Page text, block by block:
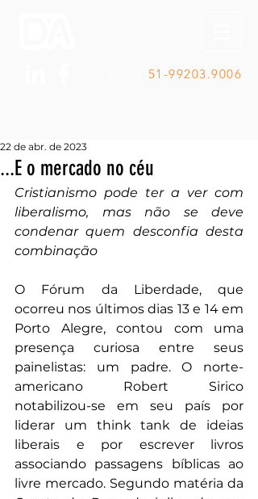
51-99203.9006
...E o mercado no céu
22 de abr. de 2023
Cristianismo pode ter a ver com
liberalismo, mas não se deve
condenar quem desconfia desta
combinação
O Fórum da Liberdade, que
ocorreu nos últimos dias 13 e 14 em
Porto Alegre, contou com uma
presença curiosa entre seus
painelistas: um padre. O norte-
americano Robert Sirico
notabilizou-se em seu país por
liderar um think tank de ideias
liberais e por escrever livros
associando passagens bíblicas ao
livre mercado. Segundo matéria da